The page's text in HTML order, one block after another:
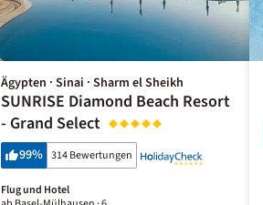
Ägypten · Sinai · Sharm el Sheikh
SUNRISE Diamond Beach Resort
- Grand Select
99% 314 Bewertungen
Flug und Hotel